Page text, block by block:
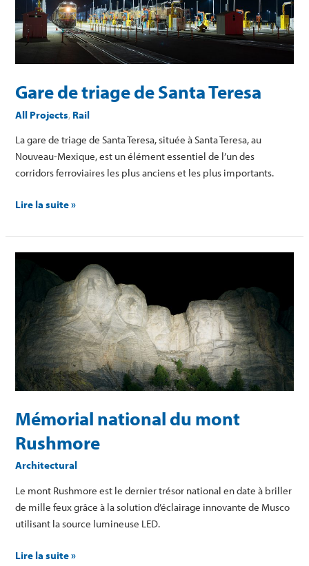
Gare de triage de Santa Teresa
All Projects, Rail
La gare de triage de Santa Teresa, située à Santa Teresa, au
Nouveau-Mexique, est un élément essentiel de l’un des
corridors ferroviaires les plus anciens et les plus importants.
Teresa
Lire la suite »
Mémorial national du mont
Rushmore
Architectural
Le mont Rushmore est le dernier trésor national en date à briller
de mille feux grâce à la solution d’éclairage innovante de Musco
utilisant la source lumineuse LED.
national
mont
Rushmore
Lire la suite »